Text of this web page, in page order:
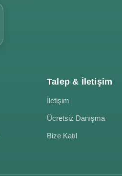
Talep & İletişim
İletişim
Ücretsiz Danışma
Bize Katıl